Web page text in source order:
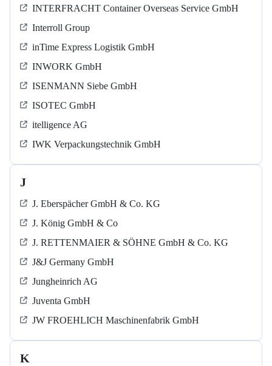
INTERFRACHT Container Overseas Service GmbH
Interroll Group
inTime Express Logistik GmbH
INWORK GmbH
ISENMANN Siebe GmbH
ISOTEC GmbH
itelligence AG
IWK Verpackungstechnik GmbH
J
J. Eberspächer GmbH & Co. KG
J. König GmbH & Co
J. RETTENMAIER & SÖHNE GmbH & Co. KG
J&J Germany GmbH
Jungheinrich AG
Juventa GmbH
JW FROEHLICH Maschinenfabrik GmbH
K